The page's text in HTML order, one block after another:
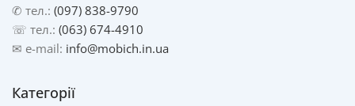
✆ тел.: (097) 838-9790
☏ тел.: (063) 674-4910
✉ e-mail: info@mobich.in.ua
Категорії